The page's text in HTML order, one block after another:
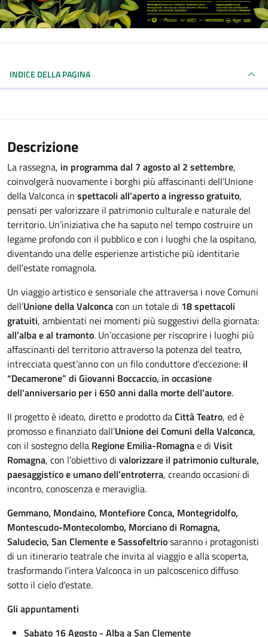
INDICE DELLA PAGINA
Descrizione
La rassegna, in programma dal 7 agosto al 2 settembre,
coinvolgerà nuovamente i borghi più affascinanti dell’Unione
della Valconca in spettacoli all’aperto a ingresso gratuito,
pensati per valorizzare il patrimonio culturale e naturale del
territorio. Un’iniziativa che ha saputo nel tempo costruire un
legame profondo con il pubblico e con i luoghi che la ospitano,
diventando una delle esperienze artistiche più identitarie
dell’estate romagnola.
Un viaggio artistico e sensoriale che attraversa i nove Comuni
dell’Unione della Valconcacon un totale di 18 spettacoli
gratuiti, ambientati nei momenti più suggestivi della giornata:
all’alba e al tramonto. Un’occasione per riscoprire i luoghi più
affascinanti del territorio attraverso la potenza del teatro,
intrecciata quest’anno con un filo conduttore d’eccezione: il
“Decamerone” di Giovanni Boccaccio, in occasione
dell’anniversario per i 650 anni dalla morte dell’autore.
Il progetto è ideato, diretto e prodotto daCittà Teatro, ed è
promosso e finanziato dall’Unione dei Comuni della Valconca,
con il sostegno della Regione Emilia-Romagnae di Visit
Romagna, con l’obiettivo di valorizzare il patrimonio culturale,
paesaggistico e umano dell’entroterra, creando occasioni di
incontro, conoscenza e meraviglia.
Gemmano, Mondaino, Montefiore Conca, Montegridolfo,
Montescudo-Montecolombo, Morciano di Romagna,
Saludecio, San Clemente e Sassofeltriosaranno i protagonisti
di un itinerario teatrale che invita al viaggio e alla scoperta,
trasformando l’intera Valconca in un palcoscenico diffuso
sotto il cielo d’estate.
Gli appuntamenti
Sabato 16 Agosto - Alba a San Clemente